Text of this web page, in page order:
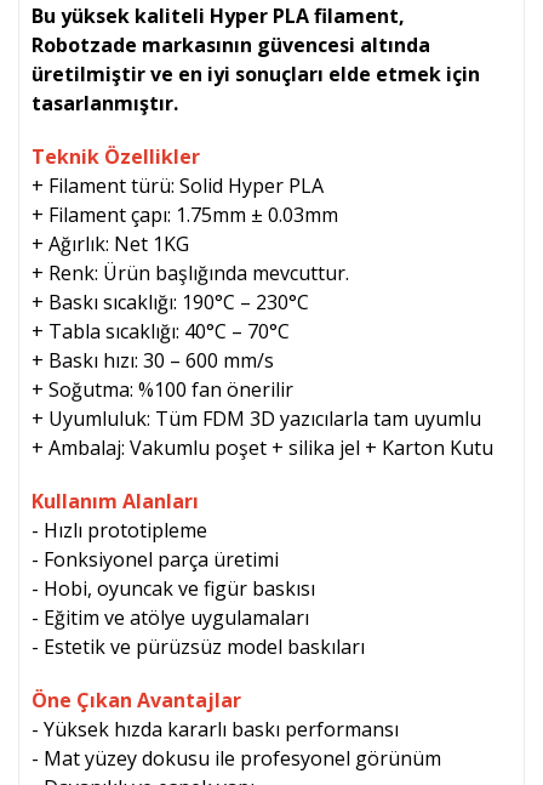
Bu yüksek kaliteli Hyper PLA filament,
Robotzade markasının güvencesi altında
üretilmiştir ve en iyi sonuçları elde etmek için
tasarlanmıştır.
Teknik Özellikler
+ Filament türü: Solid Hyper PLA
+ Filament çapı: 1.75mm ± 0.03mm
+ Ağırlık: Net 1KG
+ Renk: Ürün başlığında mevcuttur.
+ Baskı sıcaklığı: 190°C – 230°C
+ Tabla sıcaklığı: 40°C – 70°C
+ Baskı hızı: 30 – 600 mm/s
+ Soğutma: %100 fan önerilir
+ Uyumluluk: Tüm FDM 3D yazıcılarla tam uyumlu
+ Ambalaj: Vakumlu poşet + silika jel + Karton Kutu
Kullanım Alanları
- Hızlı prototipleme
- Fonksiyonel parça üretimi
- Hobi, oyuncak ve figür baskısı
- Eğitim ve atölye uygulamaları
- Estetik ve pürüzsüz model baskıları
Öne Çıkan Avantajlar
- Yüksek hızda kararlı baskı performansı
- Mat yüzey dokusu ile profesyonel görünüm